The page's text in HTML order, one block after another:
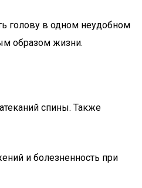
голову в одном неудобном
образом жизни.
спины. Также
и болезненность при